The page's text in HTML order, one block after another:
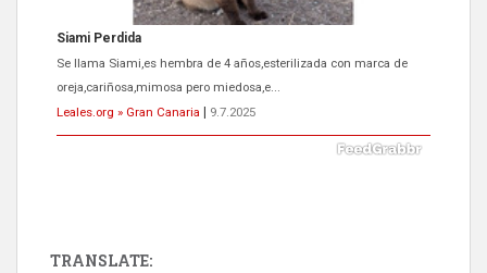
ADOPCIÓN URGENTE GATA TEROR GRAN CANARIA
El ayuntamiento se va a llevar a Los Gatos callejeros de la zona los
próximos días, ella incluida...
Leales.org » Gran Canaria
9.7.2025
TRANSLATE: